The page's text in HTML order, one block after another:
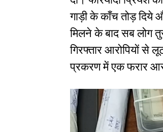
गाड़ी के काँच तोड़
मिलने के बाद सब लोग
गिरफ्तार आरोपियों से
प्रकरण में एक फरार